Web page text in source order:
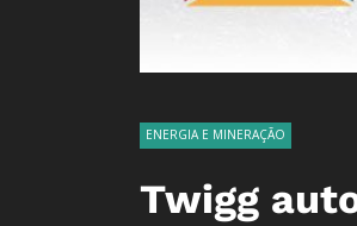
ENERGIA E MINERAÇÃO
Twigg